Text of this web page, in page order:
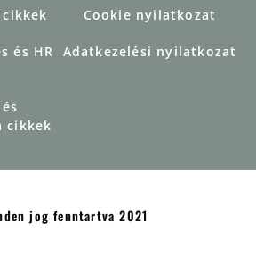
és HR
cikkek
Cookie nyilatkozat
Adatkezelési nyilatkozat
jog fenntartva 2021